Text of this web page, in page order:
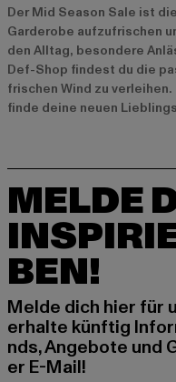
Der Mid Season Sale ist
Garderobe aufzufrischen
den Alltag, besondere
Def-Shop findest du die
frischen Wind zu
finde deine neuen
MELDE
BEN!
Melde dich hier für
erhalte künftig
nds, Angebote und
er E-Mail!